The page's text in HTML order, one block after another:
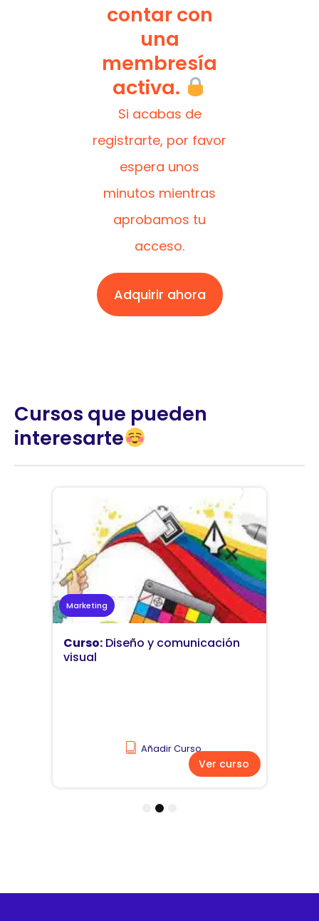
contar con
una
membresía
activa.
Si acabas de
registrarte, por favor
espera unos
minutos mientras
aprobamos tu
acceso.
Adquirir ahora
Cursos que pueden
interesarte
Marketing
Curso: Diseño y comunicación
visual
Añadir Curso
Ver curso